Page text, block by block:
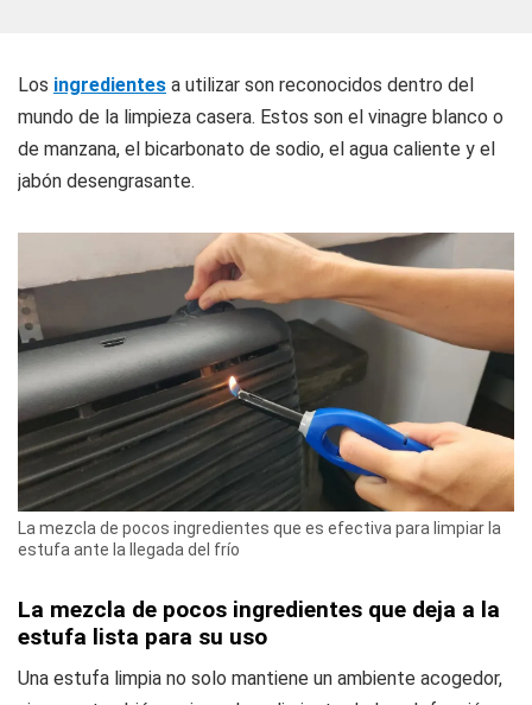
Los ingredientes a utilizar son reconocidos dentro del
mundo de la limpieza casera. Estos son el vinagre blanco o
de manzana, el bicarbonato de sodio, el agua caliente y el
jabón desengrasante.
La mezcla de pocos ingredientes que es efectiva para limpiar la
estufa ante la llegada del frío
La mezcla de pocos ingredientes que deja a la
estufa lista para su uso
Una estufa limpia no solo mantiene un ambiente acogedor,